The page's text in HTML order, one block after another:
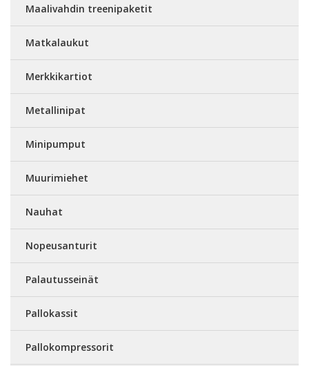
Maalivahdin treenipaketit
Matkalaukut
Merkkikartiot
Metallinipat
Minipumput
Muurimiehet
Nauhat
Nopeusanturit
Palautusseinät
Pallokassit
Pallokompressorit